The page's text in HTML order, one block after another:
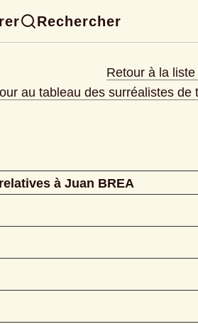
Rechercher
Retour à la
au tableau des surréalistes de
à Juan BREA